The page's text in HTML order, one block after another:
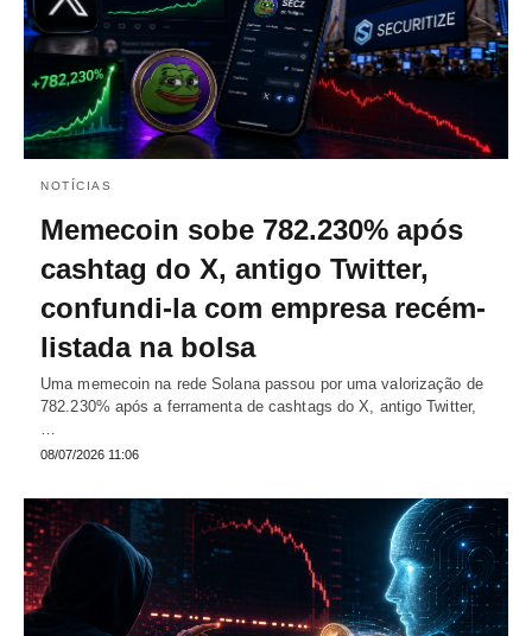
NOTÍCIAS
Memecoin sobe 782.230% após
cashtag do X, antigo Twitter,
confundi-la com empresa recém-
listada na bolsa
Uma memecoin na rede Solana passou por uma valorização de
782.230% após a ferramenta de cashtags do X, antigo Twitter,
…
08/07/2026 11:06